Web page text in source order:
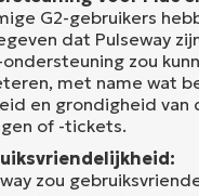
G2-gebruikers
dat Pulseway
ondersteuning zou
met name wat
en grondigheid van
of -tickets.
zou